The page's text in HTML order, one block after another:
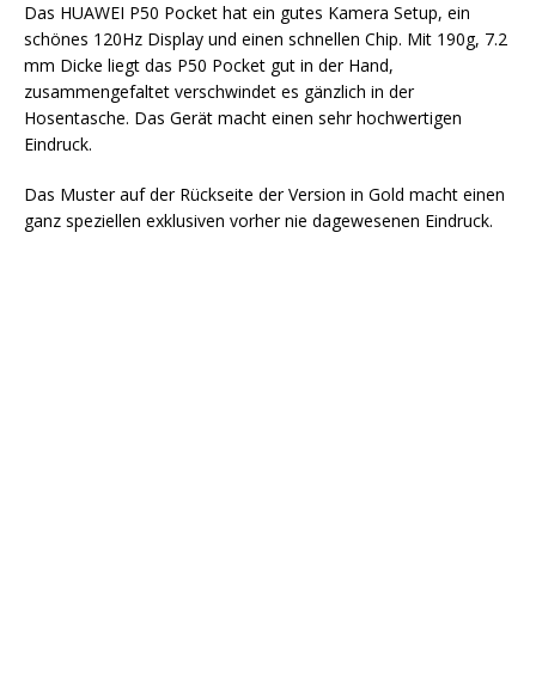
Das HUAWEI P50 Pocket hat ein gutes Kamera Setup, ein
schönes 120Hz Display und einen schnellen Chip. Mit 190g, 7.2
mm Dicke liegt das P50 Pocket gut in der Hand,
zusammengefaltet verschwindet es gänzlich in der
Hosentasche. Das Gerät macht einen sehr hochwertigen
Eindruck.
Das Muster auf der Rückseite der Version in Gold macht einen
ganz speziellen exklusiven vorher nie dagewesenen Eindruck.